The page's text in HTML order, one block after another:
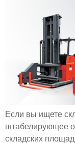
Если вы ищете
штабелирующее
складских